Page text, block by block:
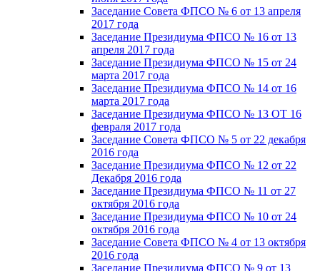
Заседание Совета ФПСО № 6 от 13 апреля
2017 года
Заседание Президиума ФПСО № 16 от 13
апреля 2017 года
Заседание Президиума ФПСО № 15 от 24
марта 2017 года
Заседание Президиума ФПСО № 14 от 16
марта 2017 года
Заседание Президиума ФПСО № 13 ОТ 16
февраля 2017 года
Заседание Совета ФПСО № 5 от 22 декабря
2016 года
Заседание Президиума ФПСО № 12 от 22
Декабря 2016 года
Заседание Президиума ФПСО № 11 от 27
октября 2016 года
Заседание Президиума ФПСО № 10 от 24
октября 2016 года
Заседание Совета ФПСО № 4 от 13 октября
2016 года
Заседание Президиума ФПСО № 9 от 13